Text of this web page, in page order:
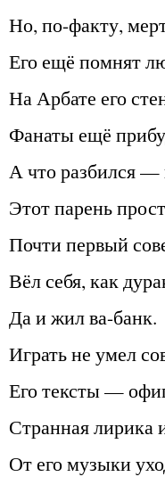
Но, по-факту,
Его ещё помнят
На Арбате его
Фанаты ещё
А что разбился
Этот парень
Почти первый
Вёл себя, как
Да и жил ва-банк.
Играть не умел
Его тексты —
Странная лирика
От его музыки